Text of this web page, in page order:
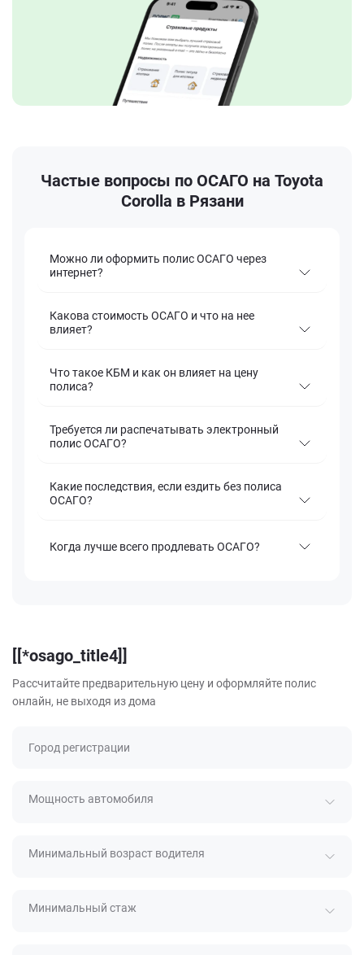
Частые вопросы по ОСАГО на Toyota
Corolla в Рязани
Можно ли оформить полис ОСАГО через
интернет?
Какова стоимость ОСАГО и что на нее
влияет?
Что такое КБМ и как он влияет на цену
полиса?
Требуется ли распечатывать электронный
полис ОСАГО?
Какие последствия, если ездить без полиса
ОСАГО?
Когда лучше всего продлевать ОСАГО?
[[*osago_title4]]
Рассчитайте предварительную цену и оформляйте полис
онлайн, не выходя из дома
Город регистрации
Мощность автомобиля
Минимальный возраст водителя
Минимальный стаж